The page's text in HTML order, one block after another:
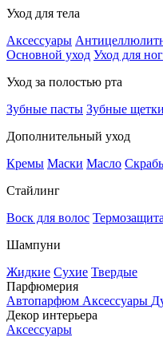
Уход для тела
Аксессуары
Основной уход Уход для ног
Уход за полостью рта
Зубные пасты Зубные щетки
Дополнительный уход
Кремы Маски Масло
Стайлинг
Воск для волос Термозащита
Шампуни
Жидкие Сухие Твердые
Парфюмерия
Автопарфюм Аксессуары
Декор интерьера
Аксессуары